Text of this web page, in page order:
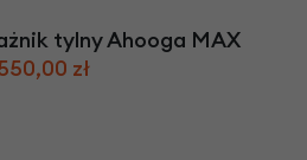
tylny Ahooga MAX
zł